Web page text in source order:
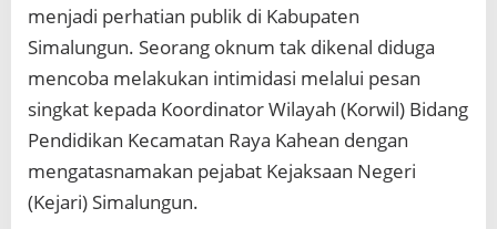
h
e
a
n
T
e
k
a
i
menjadi perhatian publik di Kabupaten
Simalungun. Seorang oknum tak dikenal diduga
mencoba melakukan intimidasi melalui pesan
singkat kepada Koordinator Wilayah (Korwil) Bidang
Pendidikan Kecamatan Raya Kahean dengan
mengatasnamakan pejabat Kejaksaan Negeri
(Kejari) Simalungun.